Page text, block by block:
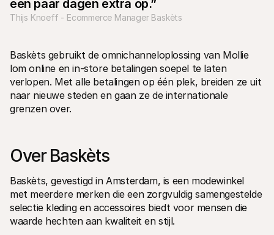
Contact
Voor consumenten
Neem contact op met Customer Support
Contact met sales
Ontdek hoe we jouw bedrijf kunnen helpen
een paar dagen extra op.”
Thijs Knoeff - Ecommerce Manager Baskèts
Baskèts gebruikt de omnichanneloplossing van Mollie
lom online en in-store betalingen soepel te laten
verlopen. Met alle betalingen op één plek, breiden ze uit
naar nieuwe steden en gaan ze de internationale
grenzen over.
Over Baskèts
Baskèts, gevestigd in Amsterdam, is een modewinkel
met meerdere merken die een zorgvuldig samengestelde
selectie kleding en accessoires biedt voor mensen die
waarde hechten aan kwaliteit en stijl.